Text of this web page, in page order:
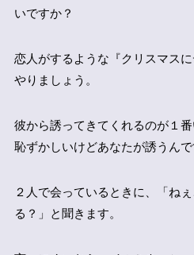
いですか？
恋人がするような『クリスマス
やりましょう。
彼から誘ってきてくれるのが１
恥ずかしいけどあなたが誘うんで
２人で会っているときに、「ね
る？」と聞きます。